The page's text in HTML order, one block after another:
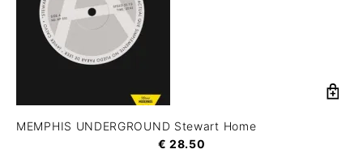
MEMPHIS UNDERGROUND Stewart Home
€ 28.50